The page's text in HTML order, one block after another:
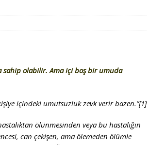
sahip olabilir. Ama içi boş bir umuda
içindeki umutsuzluk zevk verir bazen.”[1]
ölünmesinden veya bu hastalığın
can çekişen, ama ölemeden ölümle